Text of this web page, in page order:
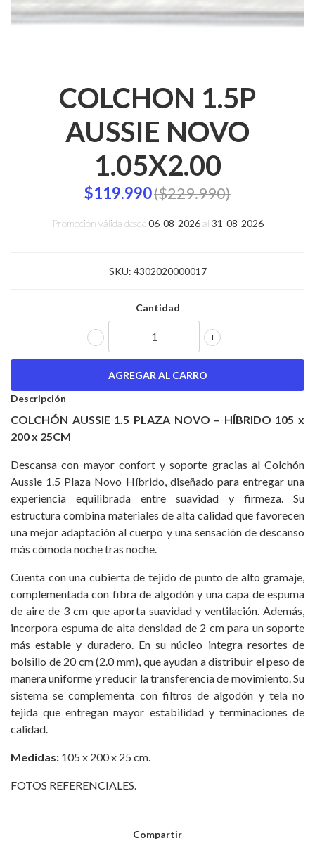
COLCHON 1.5P
AUSSIE NOVO
1.05X2.00
$119.990($229.990)
Promoción válida desde06-08-2026al 31-08-2026
SKU: 4302020000017
Cantidad
+
-
Descripción
COLCHÓN AUSSIE 1.5 PLAZA NOVO – HÍBRIDO 105 x
200 x 25CM
Descansa con mayor confort y soporte gracias al Colchón
Aussie 1.5 Plaza Novo Híbrido, diseñado para entregar una
experiencia equilibrada entre suavidad y firmeza. Su
estructura combina materiales de alta calidad que favorecen
una mejor adaptación al cuerpo y una sensación de descanso
más cómoda noche tras noche.
Cuenta con una cubierta de tejido de punto de alto gramaje,
complementada con fibra de algodón y una capa de espuma
de aire de 3 cm que aporta suavidad y ventilación. Además,
incorpora espuma de alta densidad de 2 cm para un soporte
más estable y duradero. En su núcleo integra resortes de
bolsillo de 20 cm (2.0 mm), que ayudan a distribuir el peso de
manera uniforme y reducir la transferencia de movimiento. Su
sistema se complementa con filtros de algodón y tela no
tejida que entregan mayor estabilidad y terminaciones de
calidad.
Medidas: 105 x 200 x 25 cm.
FOTOS REFERENCIALES.
Compartir